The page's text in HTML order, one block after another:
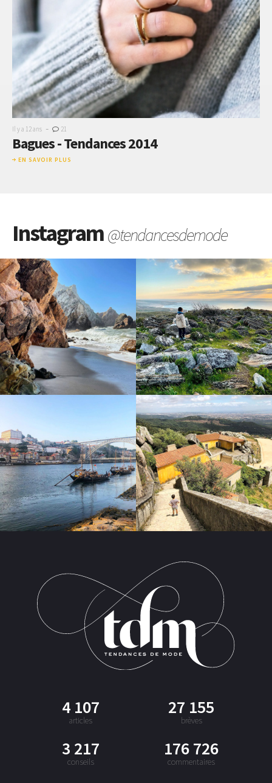
Il y a 12 ans - 21
Bagues - Tendances 2014
EN SAVOIR PLUS
Instagram@tendancesdemode
4 107
articles
27 155
brèves
3 217
conseils
176 726
commentaires